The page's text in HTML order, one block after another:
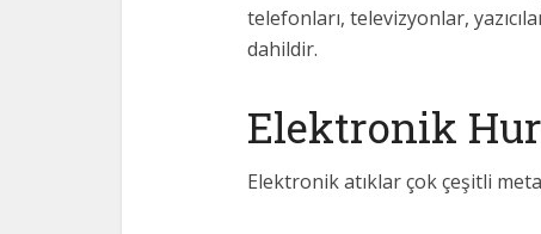
telefonları, televizyonlar,
dahildir.
Elektronik
Elektronik atıklar çok çeşitli